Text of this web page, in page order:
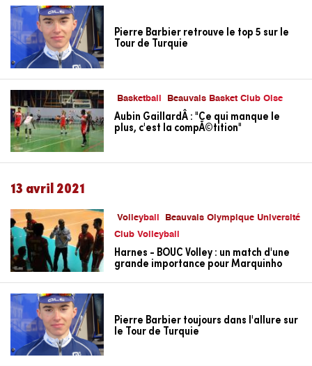
Pierre Barbier retrouve le top 5 sur le
Tour de Turquie
Basketball Beauvais Basket Club Oise
Aubin GaillardÂ : "Ce qui manque le
plus, c'est la compÃ©tition"
13 avril 2021
Volleyball
Beauvais Olympique Université
Club Volleyball
Harnes - BOUC Volley : un match d'une
grande importance pour Marquinho
Pierre Barbier toujours dans l'allure sur
le Tour de Turquie